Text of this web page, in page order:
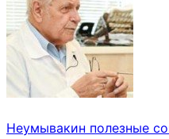
Неумывакин полезные